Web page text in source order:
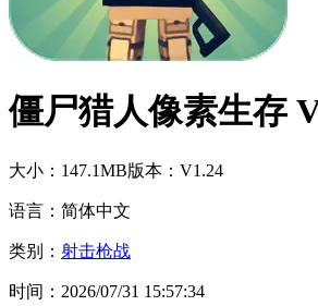
僵尸猎人像素生存
大小：147.1MB版本：V1.24
语言：简体中文
类别： 射击枪战
时间：2026/07/31 15:57:34